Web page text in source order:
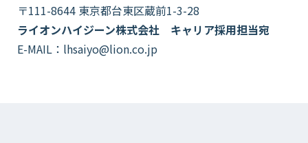
〒111-8644 東京都台東区蔵前1-3-28
ライオンハイジーン株式会社 キャリア採用担当宛
E-MAIL： lhsaiyo@lion.co.jp